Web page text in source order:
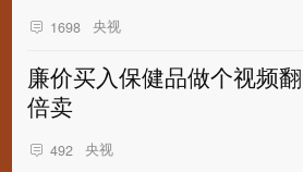
1698 央视
廉价买入保健品做个视频翻
倍卖
492 央视